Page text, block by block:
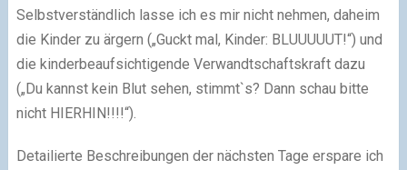
Selbstverständlich lasse ich es mir nicht nehmen, daheim
die Kinder zu ärgern („Guckt mal, Kinder: BLUUUUUT!“) und
die kinderbeaufsichtigende Verwandtschaftskraft dazu
(„Du kannst kein Blut sehen, stimmt`s? Dann schau bitte
nicht HIERHIN!!!!“).
Detailierte Beschreibungen der nächsten Tage erspare ich